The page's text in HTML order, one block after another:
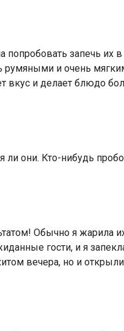
попробовать запечь их в
румяными и очень
вкус и делает блюдо
ли они. Кто-нибудь
Обычно я жарила
гости, и я
вечера, но и